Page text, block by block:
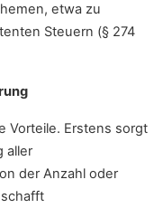
etwa zu
Steuern (§ 274
Vorteile. Erstens sorgt
aller
der Anzahl oder